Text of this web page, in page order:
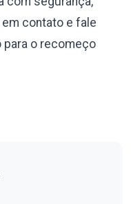
contato e fale
para o recomeço